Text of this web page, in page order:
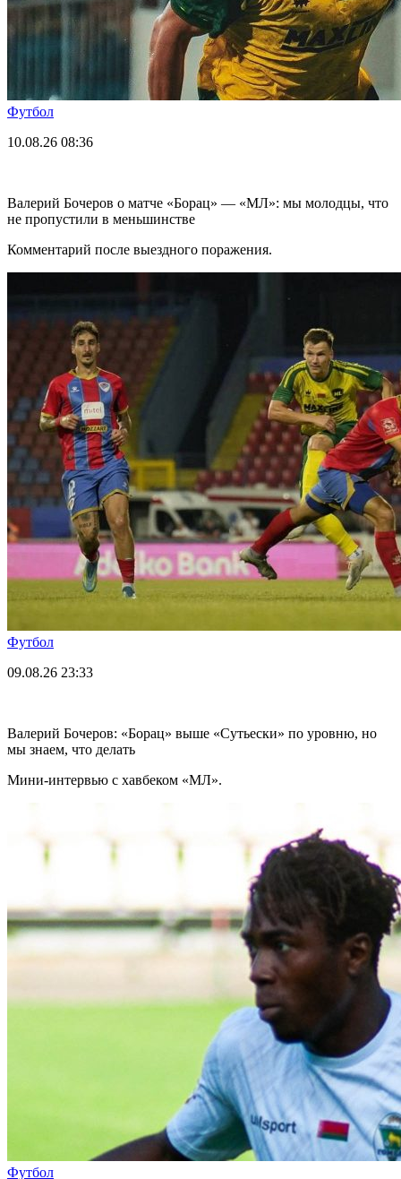
Футбол
10.08.26 08:36
Валерий Бочеров о матче «Борац» — «МЛ»: мы молодцы, что
не пропустили в меньшинстве
Комментарий после выездного поражения.
Футбол
09.08.26 23:33
Валерий Бочеров: «Борац» выше «Сутьески» по уровню, но
мы знаем, что делать
Мини-интервью с хавбеком «МЛ».
Футбол